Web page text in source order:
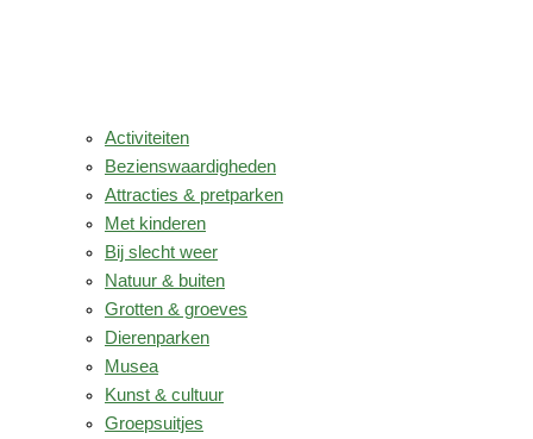
Activiteiten
Bezienswaardigheden
Attracties & pretparken
Met kinderen
Bij slecht weer
Natuur & buiten
Grotten & groeves
Dierenparken
Musea
Kunst & cultuur
Groepsuitjes